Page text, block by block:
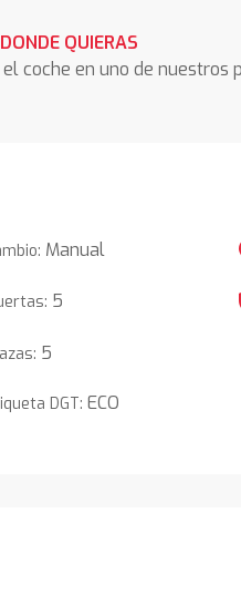
QUIERAS
coche en uno de nuestros
Manual
5
5
DGT:ECO